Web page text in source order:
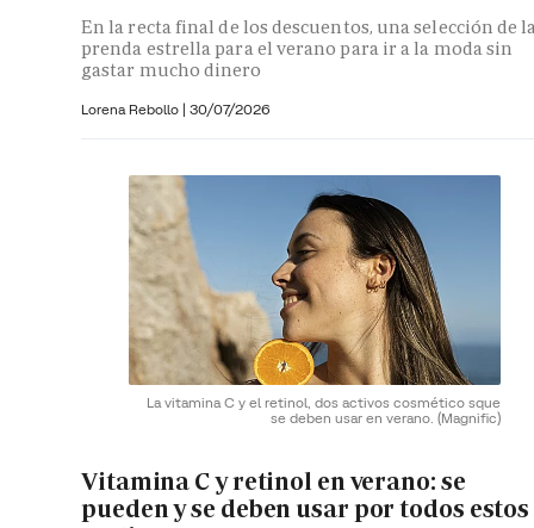
En la recta final de los descuentos, una selección de
prenda estrella para el verano para ir a la moda sin
gastar mucho dinero
Lorena Rebollo | 30/07/2026
La vitamina C y el retinol, dos activos cosmético sque
se deben usar en verano. (Magnific)
Vitamina C y retinol en verano: se
pueden y se deben usar por todos estos